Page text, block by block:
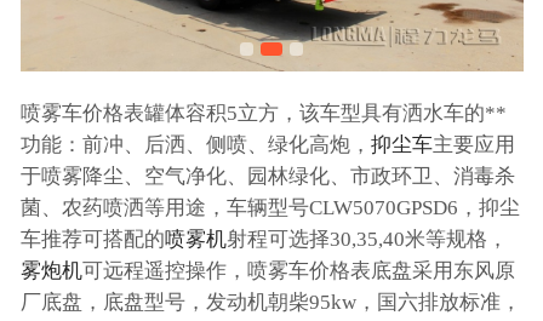
喷雾车价格表罐体容积5立方，该车型具有洒水车的**
功能：前冲、后洒、侧喷、绿化高炮， 抑尘车主要应用
于喷雾降尘、空气净化、园林绿化、市政环卫、消毒杀
菌、农药喷洒等用途，车辆型号CLW5070GPSD6，抑尘
车推荐可搭配的喷雾机射程可选择30,35,40米等规格，
雾炮机可远程遥控操作，喷雾车价格表底盘采用东风原
厂底盘，底盘型号，发动机朝柴95kw，国六排放标准，